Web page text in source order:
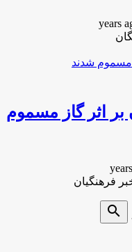
اثر گاز مسموم
search